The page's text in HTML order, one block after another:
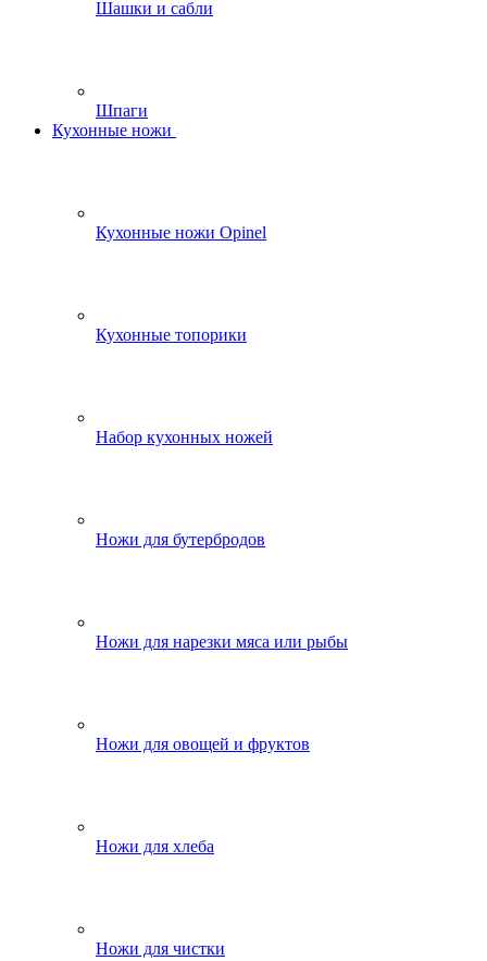
Шашки и сабли
Шпаги
Кухонные ножи
Кухонные ножи Opinel
Кухонные топорики
Набор кухонных ножей
Ножи для бутербродов
Ножи для нарезки мяса или рыбы
Ножи для овощей и фруктов
Ножи для хлеба
Ножи для чистки